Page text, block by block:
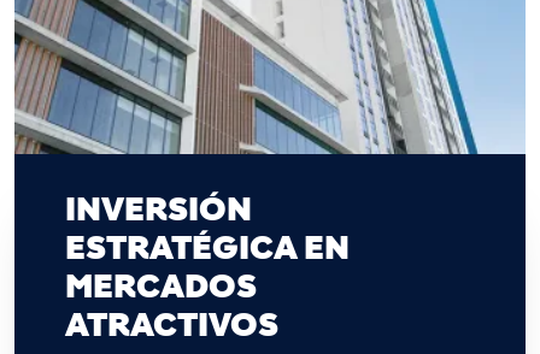
INVERSIÓN
ESTRATÉGICA EN
MERCADOS
ATRACTIVOS